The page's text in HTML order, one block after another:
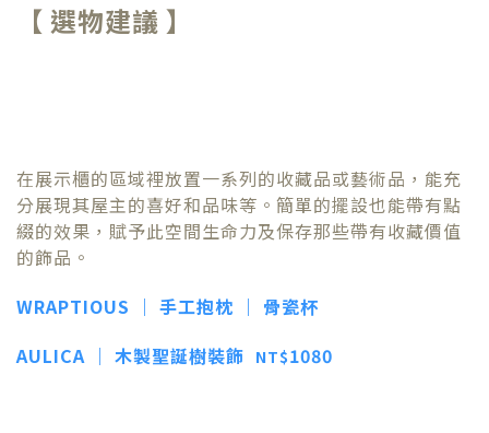
【 選物建議 】
在展示櫃的區域裡放置一系列的收藏品或藝術品，能充
分展現其屋主的喜好和品味等。簡單的擺設也能帶有點
綴的效果，賦予此空間生命力及保存那些帶有收藏價值
的飾品。
WRAPTIOUS ｜ 手工抱枕 ｜ 骨瓷杯
AULICA ｜ 木製聖誕樹裝飾 NT$1080